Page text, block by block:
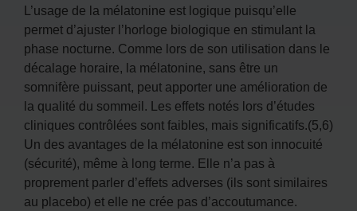
L’usage de la mélatonine est logique puisqu’elle
permet d’ajuster l’horloge biologique en stimulant la
phase nocturne. Comme lors de son utilisation dans le
décalage horaire, la mélatonine, sans être un
somnifère puissant, peut apporter une amélioration de
la qualité du sommeil. Les effets notés lors d’études
cliniques contrôlées sont faibles, mais significatifs.(5,6)
Un des avantages de la mélatonine est son innocuité
(sécurité), même à long terme. Elle n’a pas à
proprement parler d’effets adverses (ils sont similaires
au placebo) et elle ne crée pas d’accoutumance.